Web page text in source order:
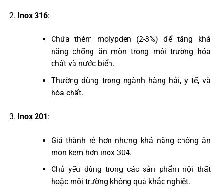
Inox 316:
Chứa thêm molypden (2-3%) để tăng khả
năng chống ăn mòn trong môi trường hóa
chất và nước biển.
Thường dùng trong ngành hàng hải, y tế, và
hóa chất.
Inox 201:
Giá thành rẻ hơn nhưng khả năng chống ăn
mòn kém hơn inox 304.
Chủ yếu dùng trong các sản phẩm nội thất
hoặc môi trường không quá khắc nghiệt.